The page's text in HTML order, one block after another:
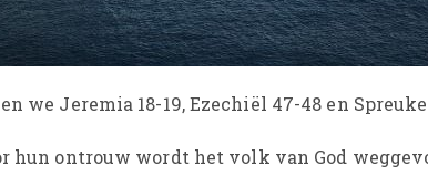
we Jeremia 18-19, Ezechiël 47-48 en
hun ontrouw wordt het volk van God